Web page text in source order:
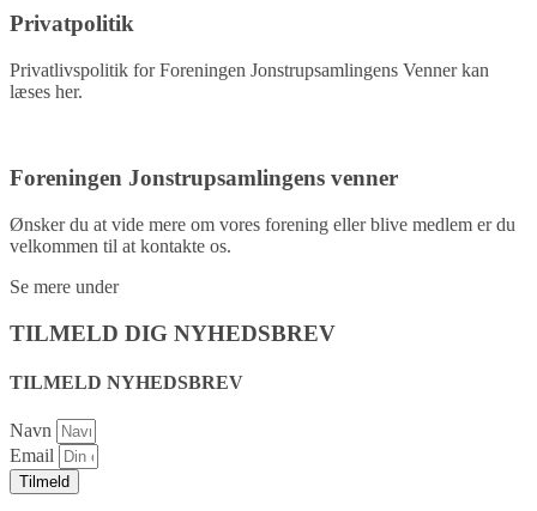
Privatpolitik
Privatlivspolitik for Foreningen Jonstrupsamlingens Venner kan
læses her.
Foreningen Jonstrupsamlingens venner
Ønsker du at vide mere om vores forening eller blive medlem er du
velkommen til at kontakte os.
Se mere under
TILMELD DIG NYHEDSBREV
TILMELD NYHEDSBREV
Navn
Email
Tilmeld